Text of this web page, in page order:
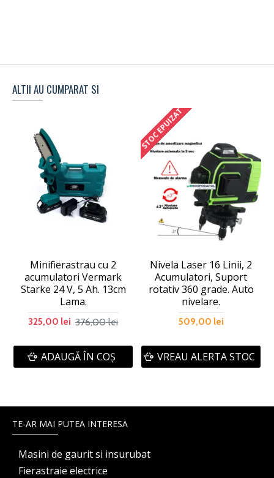
ALTII AU CUMPARAT SI
Minifierastrau cu 2
acumulatori Vermark
Starke 24 V, 5 Ah. 13cm
Lama.
325,00 lei 376,00 lei
ADAUGĂ ÎN COŞ
STOC EPUIZAT
Nivela Laser 16 Linii, 2
Acumulatori, Suport
rotativ 360 grade. Auto
nivelare.
509,00 lei
VREAU ALERTA STOC
TE-AR MAI PUTEA INTERESA
Masini de gaurit si insurubat
Fierastraie electrice